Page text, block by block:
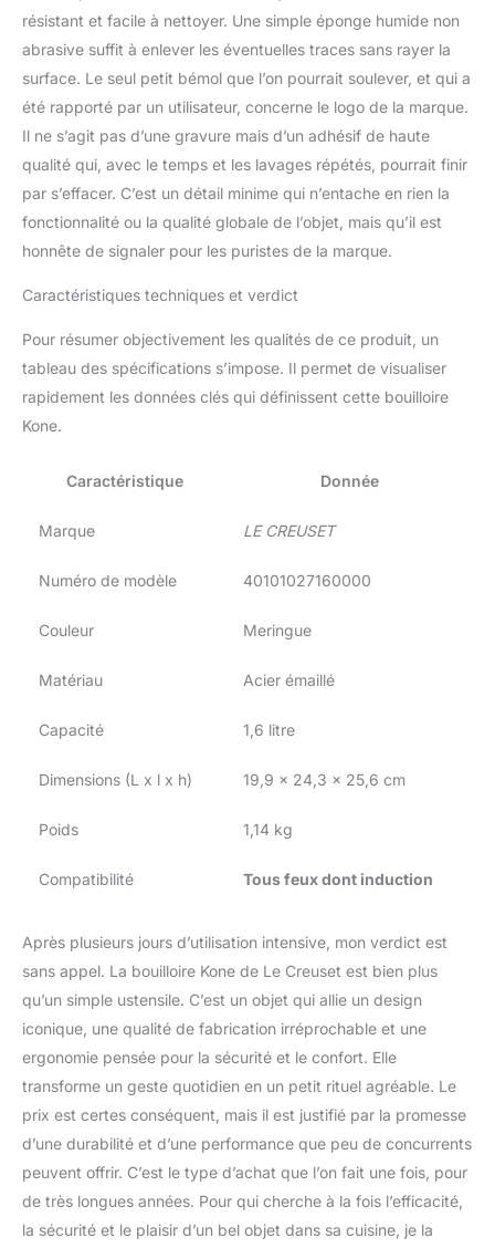
résistant et facile à nettoyer. Une simple éponge humide non
abrasive suffit à enlever les éventuelles traces sans rayer la
surface. Le seul petit bémol que l’on pourrait soulever, et qui a
été rapporté par un utilisateur, concerne le logo de la marque.
Il ne s’agit pas d’une gravure mais d’un adhésif de haute
qualité qui, avec le temps et les lavages répétés, pourrait finir
par s’effacer. C’est un détail minime qui n’entache en rien la
fonctionnalité ou la qualité globale de l’objet, mais qu’il est
honnête de signaler pour les puristes de la marque.
Caractéristiques techniques et verdict
Pour résumer objectivement les qualités de ce produit, un
tableau des spécifications s’impose. Il permet de visualiser
rapidement les données clés qui définissent cette bouilloire
Kone.
Caractéristique Donnée
Marque LE CREUSET
Numéro de modèle 40101027160000
Couleur Meringue
Matériau Acier émaillé
Capacité 1,6 litre
Dimensions (L x l x h) 19,9 x 24,3 x 25,6 cm
Poids 1,14 kg
Compatibilité Tous feux dont induction
Après plusieurs jours d’utilisation intensive, mon verdict est
sans appel. La bouilloire Kone de Le Creuset est bien plus
qu’un simple ustensile. C’est un objet qui allie un design
iconique, une qualité de fabrication irréprochable et une
ergonomie pensée pour la sécurité et le confort. Elle
transforme un geste quotidien en un petit rituel agréable. Le
prix est certes conséquent, mais il est justifié par la promesse
d’une durabilité et d’une performance que peu de concurrents
peuvent offrir. C’est le type d’achat que l’on fait une fois, pour
de très longues années. Pour qui cherche à la fois l’efficacité,
la sécurité et le plaisir d’un bel objet dans sa cuisine, je la